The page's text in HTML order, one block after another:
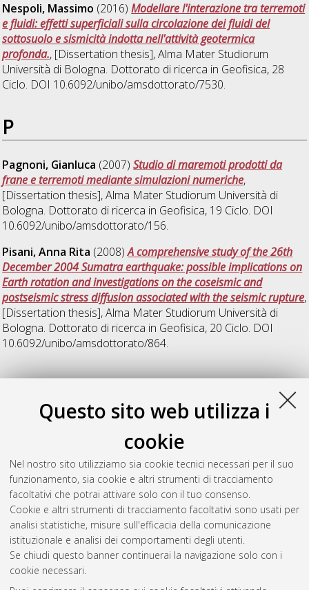
Questo sito web utilizza i
cookie
Nel nostro sito utilizziamo sia cookie tecnici necessari per il suo
funzionamento, sia cookie e altri strumenti di tracciamento
facoltativi che potrai attivare solo con il tuo consenso.
Cookie e altri strumenti di tracciamento facoltativi sono usati per
analisi statistiche, misure sull'efficacia della comunicazione
istituzionale e analisi dei comportamenti degli utenti.
Se chiudi questo banner continuerai la navigazione solo con i
cookie necessari.
Nespoli, Massimo (2016)Modellare l'interazione tra terremoti
e fluidi: effetti superficiali sulla circolazione dei fluidi del
sottosuolo e sismicità indotta nell'attività geotermica
profonda., [Dissertation thesis], Alma Mater Studiorum
Università di Bologna. Dottorato di ricerca in Geofisica, 28
Ciclo. DOI 10.6092/unibo/amsdottorato/7530.
P
Pagnoni, Gianluca (2007)Studio di maremoti prodotti da
frane e terremoti mediante simulazioni numeriche,
[Dissertation thesis], Alma Mater Studiorum Università di
Bologna. Dottorato di ricerca in Geofisica, 19 Ciclo. DOI
10.6092/unibo/amsdottorato/156.
Pisani, Anna Rita (2008)A comprehensive study of the 26th
December 2004 Sumatra earthquake: possible implications on
Earth rotation and investigations on the coseismic and
postseismic stress diffusion associated with the seismic rupture,
[Dissertation thesis], Alma Mater Studiorum Università di
Bologna. Dottorato di ricerca in Geofisica, 20 Ciclo. DOI
10.6092/unibo/amsdottorato/864.
R
Rinaldi, Antonio Pio (2011) Modeling hydrothermal system:
deriving observables and hydrothermal instability in volcanic
, [Dissertation thesis], Alma Mater
Studiorum Università di Bologna. Dottorato di ricerca in
Geofisica, 23 Ciclo. DOI 10.6092/unibo/amsdottorato/3321.
Questa lista e' stata generata ilSat Aug 8 20:44:18 2026
Atom